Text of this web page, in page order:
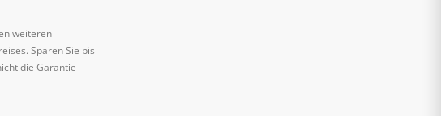
weiteren
Sparen Sie bis
die Garantie